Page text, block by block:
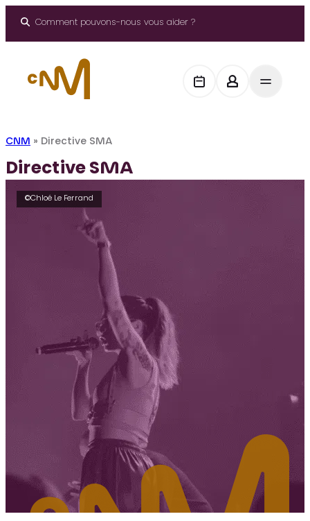
Comment pouvons-nous vous aider ?
CNM » Directive SMA
Directive SMA
©Chloé Le Ferrand